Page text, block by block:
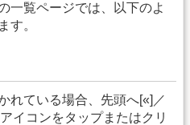
一覧ページでは、以下のよ
す。
れている場合、先頭へ[«]／
イコンをタップまたはクリ